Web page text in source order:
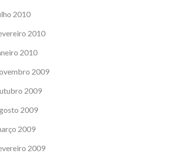
2010
2010
2010
2009
2009
2009
2009
2009